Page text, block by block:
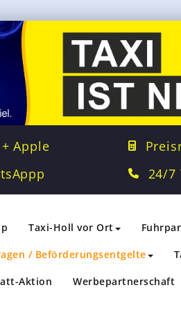
Apple
24/7
Taxi-Holl vor Ort
/ Beförderungsentgelte
Aktion Werbepartnerschaft